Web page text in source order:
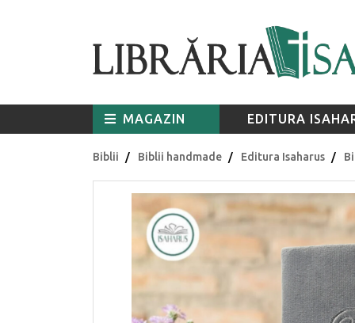
MAGAZIN EDITURA
Biblii Biblii handmade Editura Isaharus